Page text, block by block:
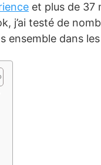
et plus de 37
j’ai testé de
ensemble dans